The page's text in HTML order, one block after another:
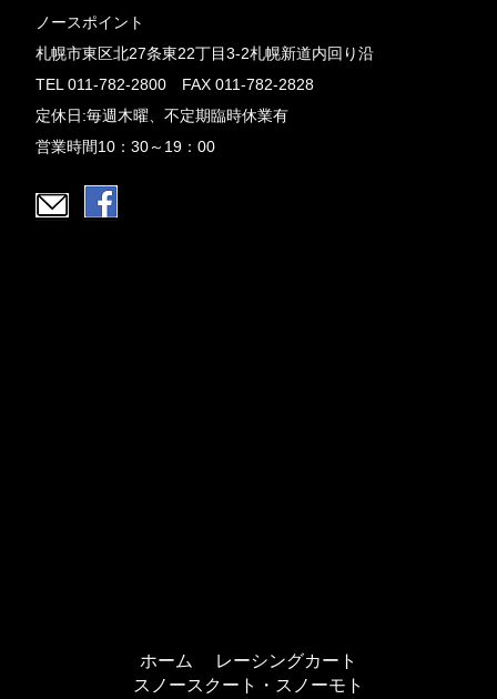
ノースポイント
札幌市東区北27条東22丁目3-2札幌新道内回り沿
TEL 011-782-2800 FAX 011-782-2828
定休日:毎週木曜、不定期臨時休業有
営業時間10：30～19：00
ホーム
レーシングカート
スノースクート・スノーモト